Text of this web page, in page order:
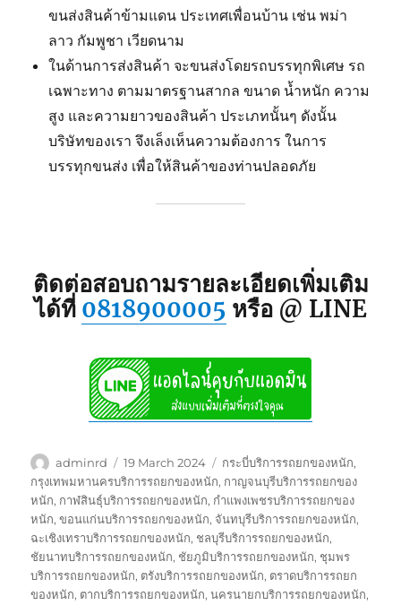
ขนส่งสินค้าข้ามแดน ประเทศเพื่อนบ้าน เช่น พม่า
ลาว กัมพูชา เวียดนาม
ในด้านการส่งสินค้า จะขนส่งโดยรถบรรทุกพิเศษ รถ
เฉพาะทาง ตามมาตรฐานสากล ขนาด น้ำหนัก ความ
สูง และความยาวของสินค้า ประเภทนั้นๆ ดังนั้น
บริษัทของเรา จึงเล็งเห็นความต้องการ ในการ
บรรทุกขนส่ง เพื่อให้สินค้าของท่านปลอดภัย
ติดต่อสอบถามรายละเอียดเพิ่มเติม
ได้ที่ 0818900005 หรือ @ LINE
Author
adminrd
Posted
on
19 March 2024 Tags
กระบี่บริการรถยกของหนัก,
กรุงเทพมหานครบริการรถยกของหนัก, กาญจนบุรีบริการรถยกของ
หนัก, กาฬสินธุ์บริการรถยกของหนัก, กำแพงเพชรบริการรถยกของ
หนัก,ขอนแก่นบริการรถยกของหนัก, จันทบุรีบริการรถยกของหนัก,
ฉะเชิงเทราบริการรถยกของหนัก, ชลบุรีบริการรถยกของหนัก,
ชัยนาทบริการรถยกของหนัก, ชัยภูมิบริการรถยกของหนัก, ชุมพร
บริการรถยกของหนัก, ตรังบริการรถยกของหนัก, ตราดบริการรถยก
ของหนัก, ตากบริการรถยกของหนัก,นครนายกบริการรถยกของหนัก,